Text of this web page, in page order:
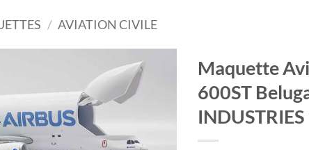
/ AVIATION CIVILE
Maquette
600ST